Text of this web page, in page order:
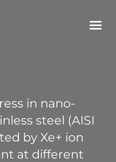
Search:
in nano-
steel (AISI
by Xe+ ion
at different